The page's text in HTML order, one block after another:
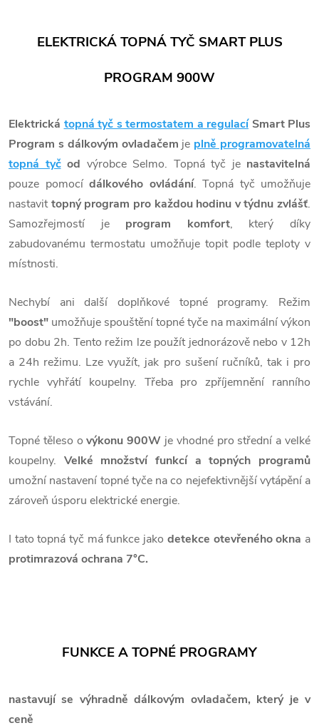
ELEKTRICKÁ TOPNÁ TYČ SMART PLUS
PROGRAM 900W
Elektrická topná tyč s termostatem a regulacíSmart Plus
Program s dálkovým ovladačem je plně programovatelná
topná tyčod výrobce Selmo. Topná tyč je nastavitelná
pouze pomocí dálkového ovládání. Topná tyč umožňuje
nastavittopný program pro každou hodinu v týdnu zvlášť.
Samozřejmostí je program komfort, který díky
zabudovanému termostatu umožňuje topit podle teploty v
místnosti.
Nechybí ani další doplňkové topné programy. Režim
"boost" umožňuje spouštění topné tyče na maximální výkon
po dobu 2h. Tento režim lze použít jednorázově nebo v 12h
a 24h režimu. Lze využít, jak pro sušení ručníků, tak i pro
rychle vyhřátí koupelny. Třeba pro zpříjemnění ranního
vstávání.
Topné těleso ovýkonu 900W je vhodné pro střední a velké
koupelny. Velké množství funkcí a topných programů
umožní nastavení topné tyče na co nejefektivnější vytápění a
zároveň úsporu elektrické energie.
I tato topná tyč má funkce jako detekce otevřeného okna a
protimrazová ochrana 7°C.
FUNKCE A TOPNÉ PROGRAMY
nastavují se výhradně dálkovým ovladačem, který je v
ceně